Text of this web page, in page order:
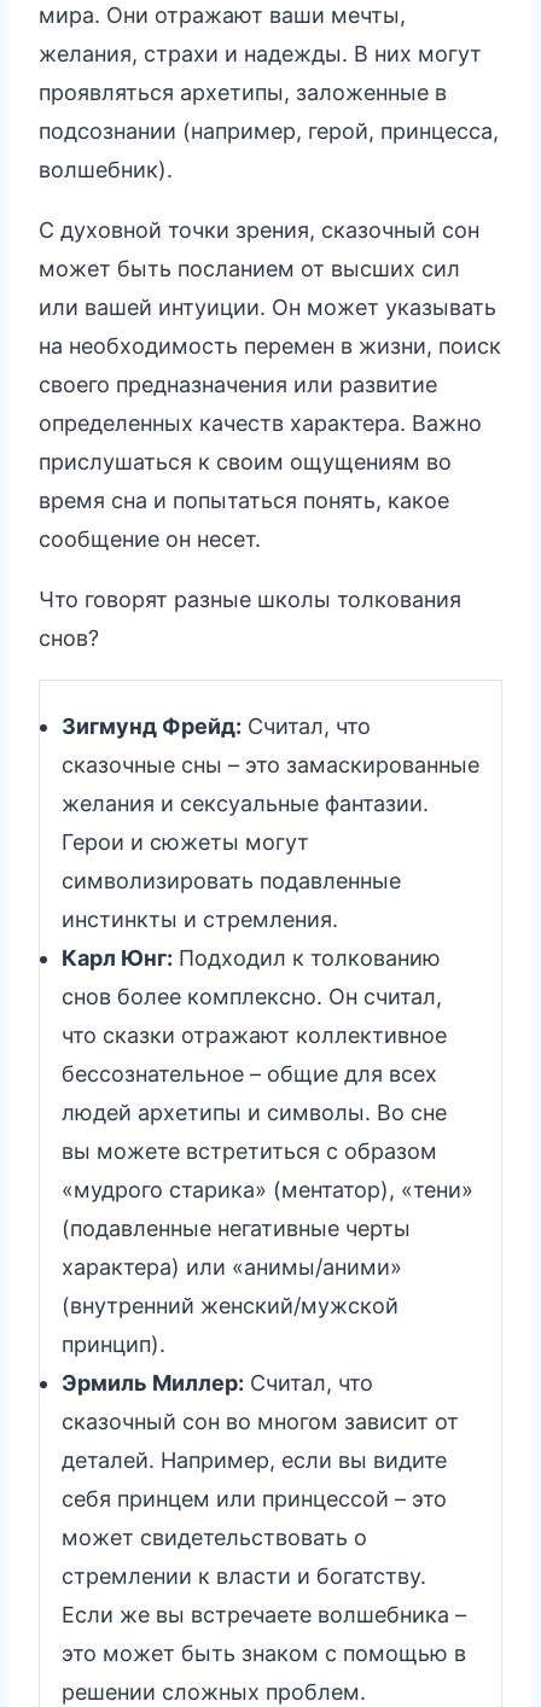
мира. Они отражают ваши мечты,
желания, страхи и надежды. В них могут
проявляться архетипы, заложенные в
подсознании (например, герой, принцесса,
волшебник).
С духовной точки зрения, сказочный сон
может быть посланием от высших сил
или вашей интуиции. Он может указывать
на необходимость перемен в жизни, поиск
своего предназначения или развитие
определенных качеств характера. Важно
прислушаться к своим ощущениям во
время сна и попытаться понять, какое
сообщение он несет.
Что говорят разные школы толкования
снов?
Зигмунд Фрейд: Считал, что
сказочные сны – это замаскированные
желания и сексуальные фантазии.
Герои и сюжеты могут
символизировать подавленные
инстинкты и стремления.
Карл Юнг: Подходил к толкованию
снов более комплексно. Он считал,
что сказки отражают коллективное
бессознательное – общие для всех
людей архетипы и символы. Во сне
вы можете встретиться с образом
«мудрого старика» (ментатор), «тени»
(подавленные негативные черты
характера) или «анимы/аними»
(внутренний женский/мужской
принцип).
Эрмиль Миллер: Считал, что
сказочный сон во многом зависит от
деталей. Например, если вы видите
себя принцем или принцессой – это
может свидетельствовать о
стремлении к власти и богатству.
Если же вы встречаете волшебника –
это может быть знаком с помощью в
решении сложных проблем.